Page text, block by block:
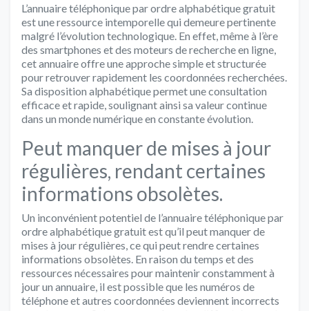
L’annuaire téléphonique par ordre alphabétique gratuit
est une ressource intemporelle qui demeure pertinente
malgré l’évolution technologique. En effet, même à l’ère
des smartphones et des moteurs de recherche en ligne,
cet annuaire offre une approche simple et structurée
pour retrouver rapidement les coordonnées recherchées.
Sa disposition alphabétique permet une consultation
efficace et rapide, soulignant ainsi sa valeur continue
dans un monde numérique en constante évolution.
Peut manquer de mises à jour
régulières, rendant certaines
informations obsolètes.
Un inconvénient potentiel de l’annuaire téléphonique par
ordre alphabétique gratuit est qu’il peut manquer de
mises à jour régulières, ce qui peut rendre certaines
informations obsolètes. En raison du temps et des
ressources nécessaires pour maintenir constamment à
jour un annuaire, il est possible que les numéros de
téléphone et autres coordonnées deviennent incorrects